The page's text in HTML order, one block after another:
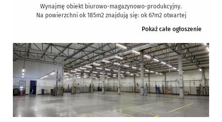
Wynajmę obiekt biurowo-magazynowo-produkcyjny.
Na powierzchni ok 185m2 znajdują się: ok 67m2 otwartej
Pokaż całe ogłoszenie